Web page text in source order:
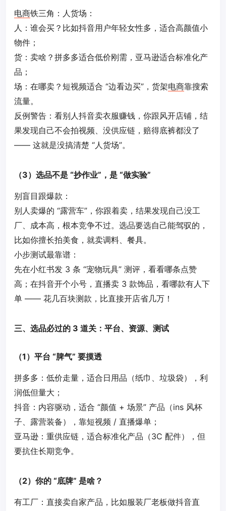
电商铁三角：人货场：
人：谁会买？比如抖音用户年轻女性多，适合高颜值小
物件；
货：卖啥？拼多多适合低价刚需，亚马逊适合标准化产
品；
场：在哪卖？短视频适合 “边看边买”，货架电商靠搜索
流量。
反例警告：看别人抖音卖衣服赚钱，你跟风开店铺，结
果发现自己不会拍视频、没供应链，赔得底裤都没了
—— 这就是没搞清楚 “人货场”。
（3）选品不是 “抄作业”，是 “做实验”
别盲目跟爆款：
别人卖爆的 “露营车”，你跟着卖，结果发现自己没工
厂、成本高，根本竞争不过。选品要选自己能驾驭的，
比如你擅长拍美食，就卖调料、餐具。
小步测试最靠谱：
先在小红书发 3 条 “宠物玩具” 测评，看看哪条点赞
高；在抖音开个小号，直播卖 3 款饰品，看哪款有人下
单 —— 花几百块测款，比直接开店省几万！
三、选品必过的 3 道关：平台、资源、测试
（1）平台 “脾气” 要摸透
拼多多：低价走量，适合日用品（纸巾、垃圾袋），利
润低但量大；
抖音：内容驱动，适合 “颜值 + 场景” 产品（ins 风杯
子、露营装备），靠短视频 / 直播爆单；
亚马逊：重供应链，适合标准化产品（3C 配件），但
要抗住长期竞争。
（2）你的 “底牌” 是啥？
有工厂：直接卖自家产品，比如服装厂老板做抖音直